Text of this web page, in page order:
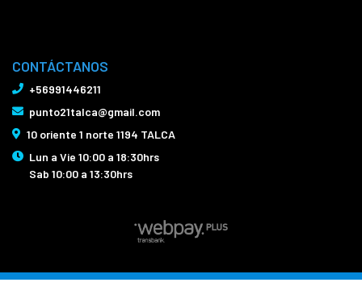
CONTÁCTANOS
+56991446211
punto21talca@gmail.com
10 oriente 1 norte 1194 TALCA
Lun a Vie 10:00 a 18:30hrs
Sab 10:00 a 13:30hrs